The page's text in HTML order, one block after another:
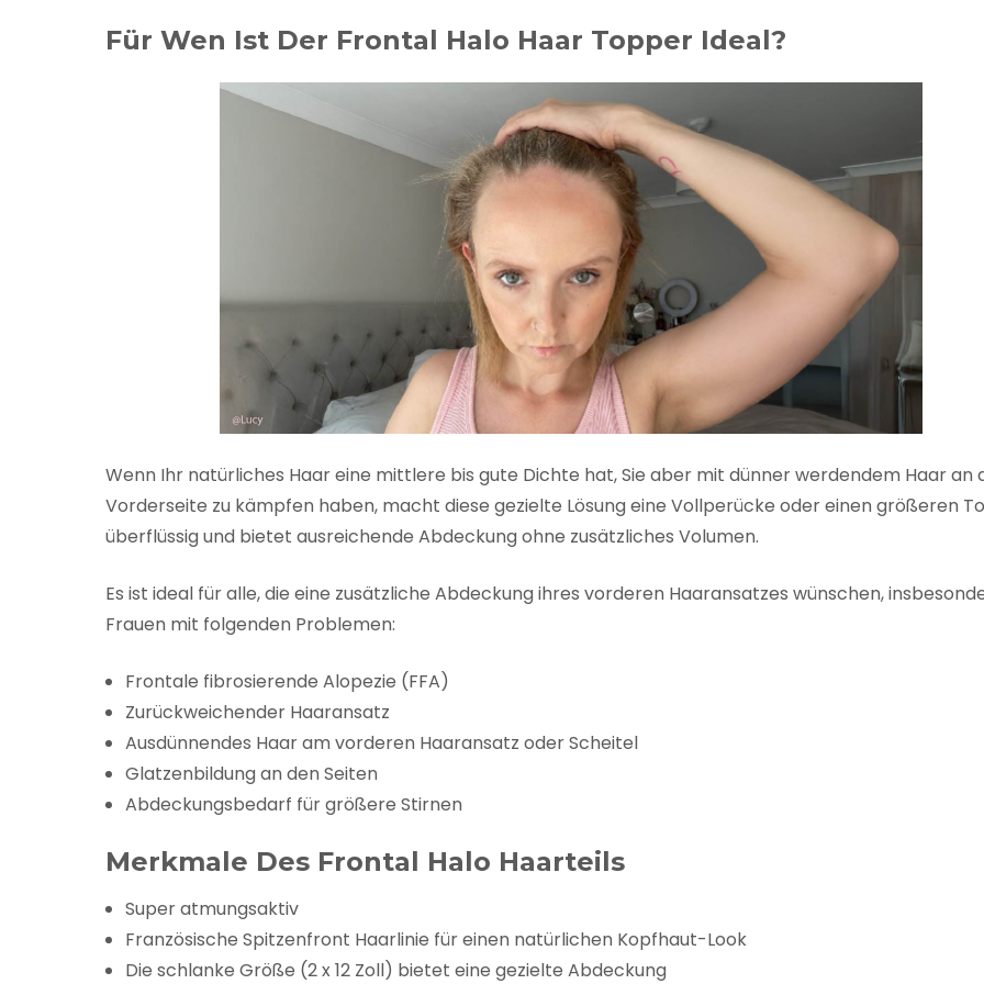
Für Wen Ist Der Frontal Halo Haar Topper Ideal?
Wenn Ihr natürliches Haar eine mittlere bis gute Dichte hat, Sie aber mit dünner werdendem Haar an
Vorderseite zu kämpfen haben, macht diese gezielte Lösung eine Vollperücke oder einen größeren
überflüssig und bietet ausreichende Abdeckung ohne zusätzliches Volumen.
Es ist ideal für alle, die eine zusätzliche Abdeckung ihres vorderen Haaransatzes wünschen,
Frauen mit folgenden Problemen:
Frontale fibrosierende Alopezie (FFA)
Zurückweichender Haaransatz
Ausdünnendes Haar am vorderen Haaransatz oder Scheitel
Glatzenbildung an den Seiten
Abdeckungsbedarf für größere Stirnen
Merkmale Des Frontal Halo Haarteils
Super atmungsaktiv
Französische Spitzenfront Haarlinie für einen natürlichen Kopfhaut-Look
Die schlanke Größe (2 x 12 Zoll) bietet eine gezielte Abdeckung